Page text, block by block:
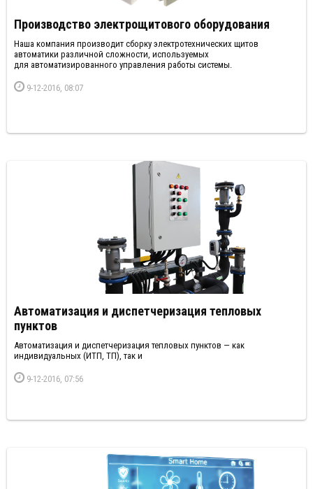
Производство электрощитового оборудования
Наша компания производит сборку электротехнических щитов
автоматики различной сложности, используемых
для автоматизированного управления работы системы.
9-12-2016, 08:07
Автоматизация и диспетчеризация тепловых
пунктов
Автоматизация и диспетчеризация тепловых пунктов — как
индивидуальных (ИТП, ТП), так и
9-12-2016, 07:56